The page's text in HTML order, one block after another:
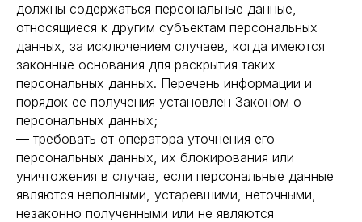
должны содержаться персональные данные,
относящиеся к другим субъектам персональных
данных, за исключением случаев, когда имеются
законные основания для раскрытия таких
персональных данных. Перечень информации и
порядок ее получения установлен Законом о
персональных данных;
— требовать от оператора уточнения его
персональных данных, их блокирования или
уничтожения в случае, если персональные данные
являются неполными, устаревшими, неточными,
незаконно полученными или не являются